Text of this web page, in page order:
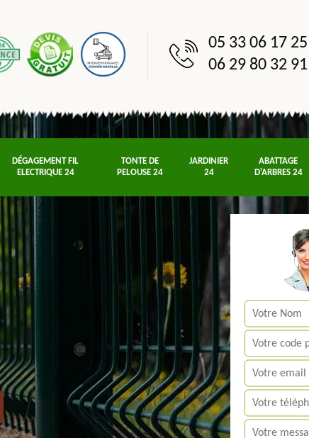
05 33 06 17 25
06 29 80 32 91
DÉGAGEMENT FIL
ELECTRIQUE 24
TONTE DE
PELOUSE 24
JARDINIER
24
ABATTAGE
D'ARBRES 24